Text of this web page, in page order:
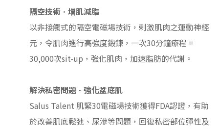
隔空技術ㆍ增肌減脂
以非接觸式的隔空電磁場技術，剌激肌肉之運動神經
元，令肌肉進行高強度鍛鍊，一次30分鐘療程 =
30,000次sit-up，強化肌肉，加速脂肪的代謝。
解決私密問題ㆍ強化盆底肌
Salus Talent 肌緊30電磁場技術獲得FDA認證，有助
於改善肌底鬆弛、尿滲等問題，回復私密部位彈性及